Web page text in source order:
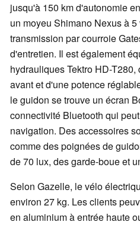
jusqu'à 150 km d'autonomie
un moyeu Shimano Nexus à
transmission par courroie
d'entretien. Il est également
hydrauliques Tektro HD-
avant et d'une potence
le guidon se trouve un écran
connectivité Bluetooth qui
navigation. Des accessoires
comme des poignées de
de 70 lux, des garde-boue et
Selon Gazelle, le vélo
environ 27 kg. Les clients
en aluminium à entrée haute